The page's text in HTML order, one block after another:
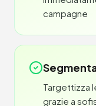
campagne
Targettizza
grazie a